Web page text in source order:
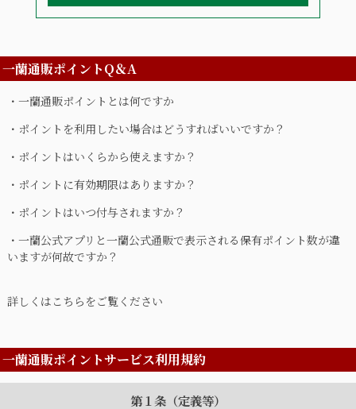
一蘭通販ポイントQ＆A
・ 一蘭通販ポイントとは何ですか
・ ポイントを利用したい場合はどうすればいいですか？
・ ポイントはいくらから使えますか？
・ ポイントに有効期限はありますか？
・ ポイントはいつ付与されますか？
・ 一蘭公式アプリと一蘭公式通販で表示される保有ポイント数が違
いますが何故ですか？
詳しくはこちらをご覧ください
一蘭通販ポイントサービス利用規約
第１条（定義等）